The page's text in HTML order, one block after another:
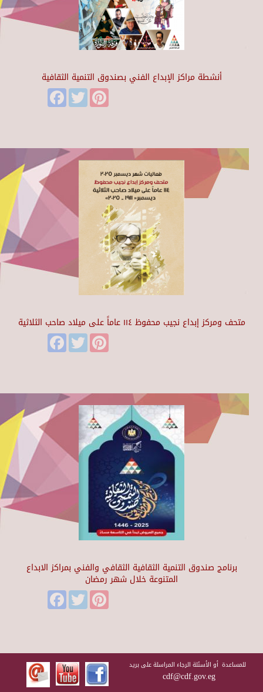
أنشطة مراكز الإبداع الفني بصندوق التنمية الثقافية
FacebookTwitter
متحف ومركز إبداع نجيب محفوظ ١١٤ عاماً على ميلاد صاحب الثلاثية
FacebookTwitter
برنامج صندوق التنمية الثقافية الثقافي والفني بمراكز الابداع
المتنوعة خلال شهر رمضان
FacebookTwitter
للمساعدة أو الأسئلة الرجاء المراسلة على بريد
cdf@cdf.gov.eg